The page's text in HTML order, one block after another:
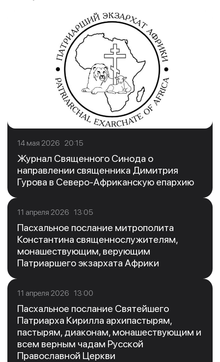
14 мая 2026 20:15
Журнал Священного Синода о
направлении священника Димитрия
Гурова в Северо-Африканскую епархию
11 апреля 2026 13:05
Пасхальное послание митрополита
Константина священнослужителям,
монашествующим, верующим
Патриаршего экзархата Африки
11 апреля 2026 13:00
Пасхальное послание Святейшего
Патриарха Кирилла архипастырям,
пастырям, диаконам, монашествующим и
всем верным чадам Русской
Православной Церкви